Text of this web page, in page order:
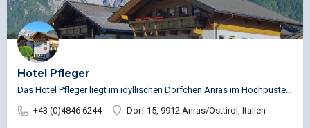
Hotel Pfleger
+43 (0)4846 6244
Dorf 15, 9912 Anras/Osttirol, Italien